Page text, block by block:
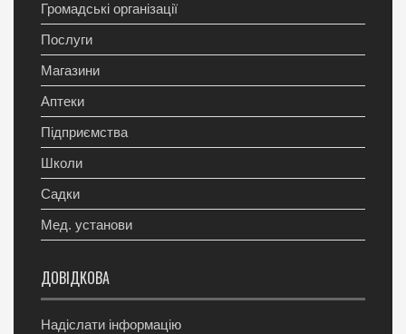
Громадські організації
Послуги
Магазини
Аптеки
Підприємства
Школи
Садки
Мед. установи
ДОВІДКОВА
Надіслати інформацію